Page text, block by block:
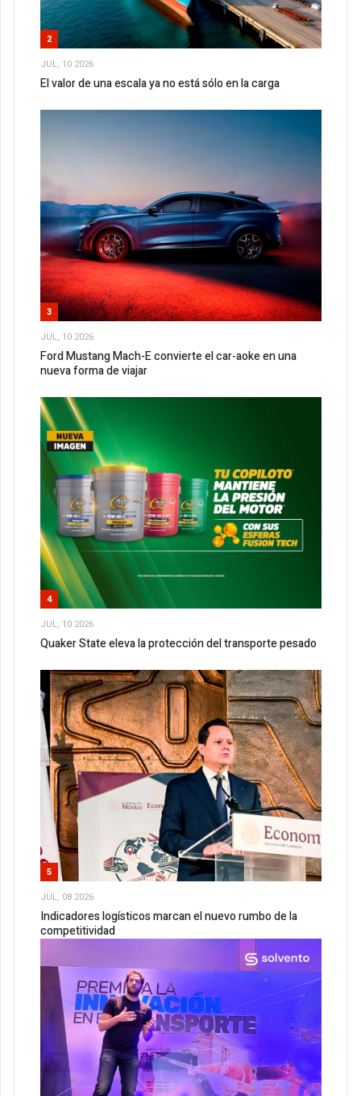
2
JUL, 10 2026
El valor de una escala ya no está sólo en la carga
3
JUL, 10 2026
Ford Mustang Mach-E convierte el car-aoke en una
nueva forma de viajar
4
JUL, 10 2026
Quaker State eleva la protección del transporte pesado
5
JUL, 08 2026
Indicadores logísticos marcan el nuevo rumbo de la
competitividad